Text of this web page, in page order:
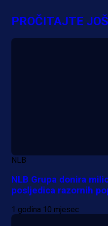
PROČITAJTE JOŠ
NLB
NLB Grupa donira
posljedica razornih
1 godina 10 mjesec